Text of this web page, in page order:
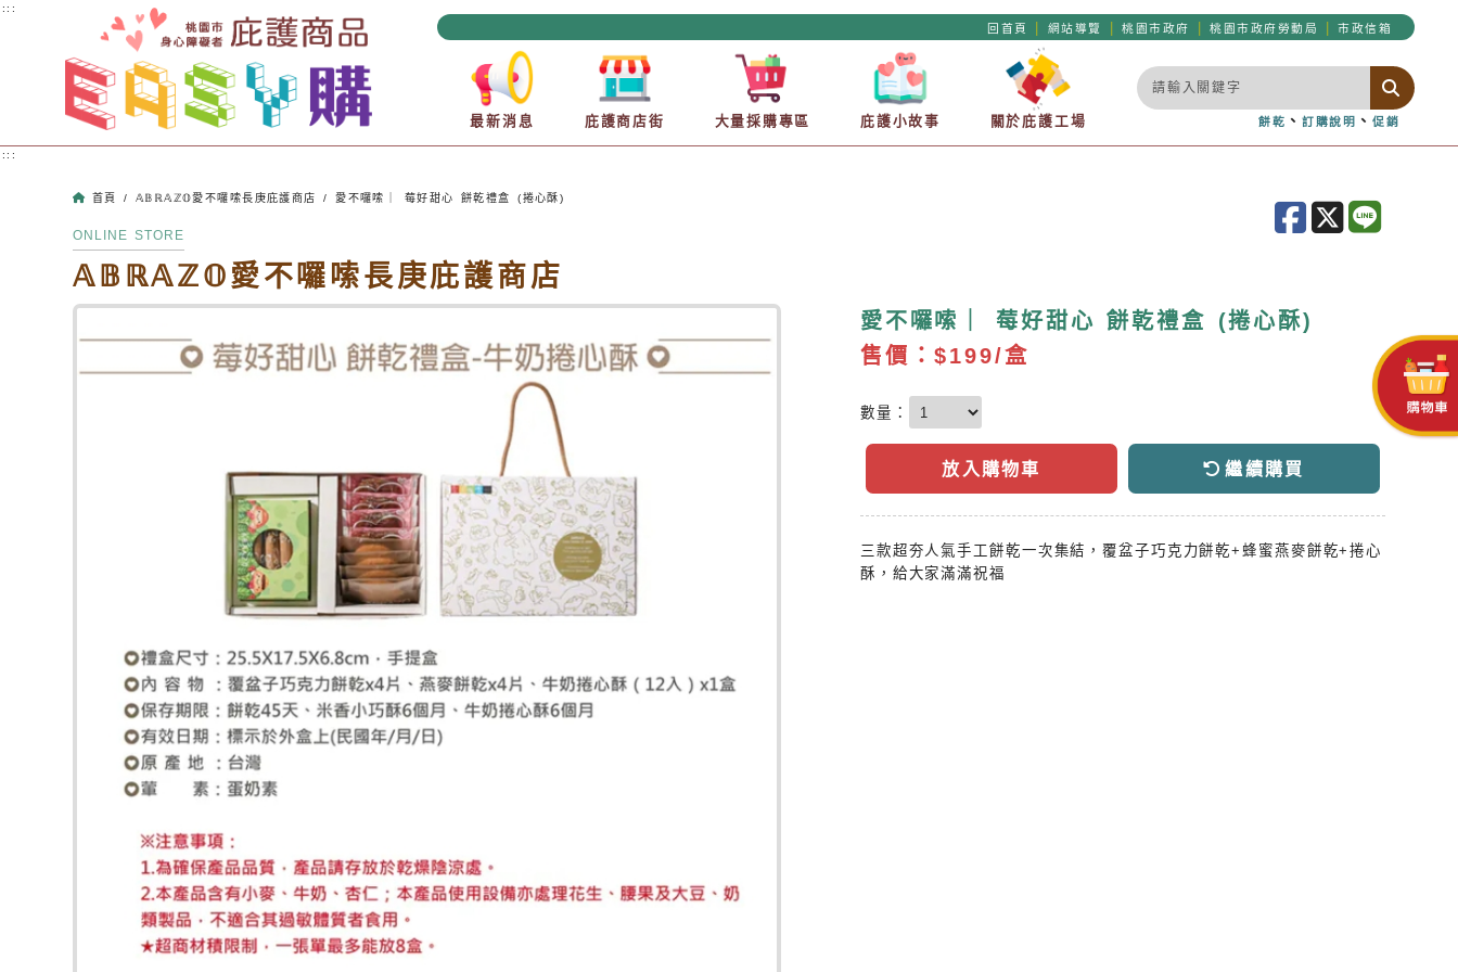
跳到主要內容
:::
回首頁 網站導覽 桃園市政府 桃園市政府勞動局 市政信箱
最新消息 庇護商店街 大量採購專區 庇護小故事 關於庇護工場 餅乾 、訂購說明 、促銷
:::
首頁 / 𝔸𝔹ℝ𝔸ℤ𝕆愛不囉嗦長庚庇護商店 /愛不囉嗦｜ 莓好甜心 餅乾禮盒 (捲心酥)
ONLINE STORE
𝔸𝔹ℝ𝔸ℤ𝕆愛不囉嗦長庚庇護商店
愛不囉嗦｜ 莓好甜心 餅乾禮盒 (捲心酥)
售價：$199/盒
數量：
放入購物車 繼續購買
三款超夯人氣手工餅乾一次集結，覆盆子巧克力餅乾+蜂蜜燕麥餅乾+捲心
酥，給大家滿滿祝福